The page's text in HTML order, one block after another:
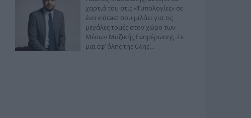
χαρτιά του στις «Τυπολογίες» σε
ένα vidcast που μιλάει για τις
μεγάλες τομές στον χώρο των
Μέσων Μαζικής Ενημέρωσης. Σε
μια εφ’ όλης της ύλης